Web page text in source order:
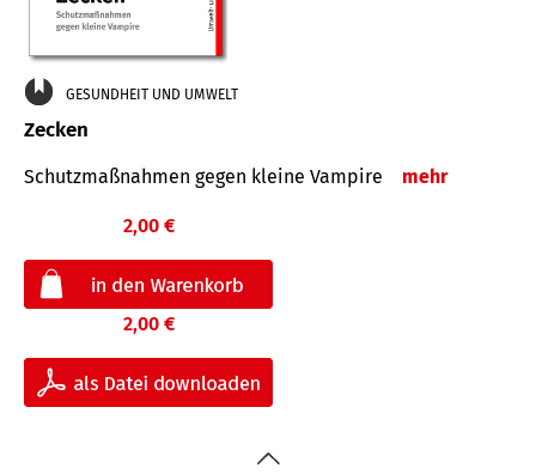
GESUNDHEIT UND UMWELT
Zecken
Schutz­maß­nahmen gegen kleine Vampire mehr
2,00 €
2,00 €